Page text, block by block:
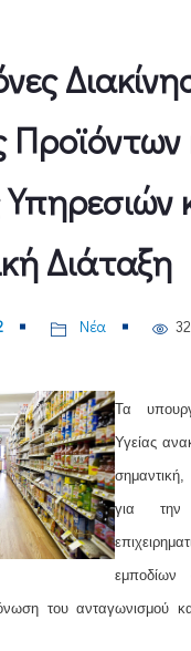
Προϊόντων
Διάταξη
Νέα
Τα
Υγείας
για την
εμποδίων
του ανταγωνισμού